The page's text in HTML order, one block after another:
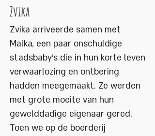
Zvika
Zvika arriveerde samen met
Malka, een paar onschuldige
stadsbaby's die in hun korte leven
verwaarlozing en ontbering
hadden meegemaakt. Ze werden
met grote moeite van hun
gewelddadige eigenaar gered.
Toen we op de boerderij